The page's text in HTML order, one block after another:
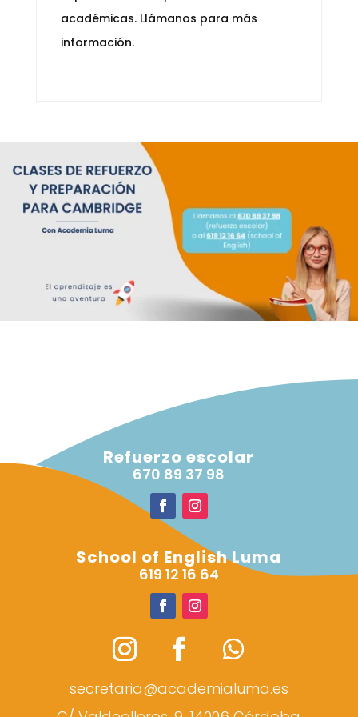
académicas. Llámanos para más
información.
Refuerzo escolar
670 89 37 98
School of English Luma
619 12 16 64
secretaria@academialuma.es